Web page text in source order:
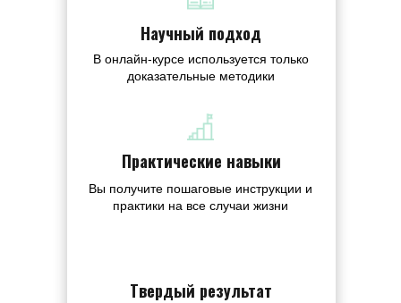
В онлайн-курсе используется только
доказательные методики
Вы получите пошаговые инструкции и
практики на все случаи жизни
Научный подход
Практические навыки
Твердый результат